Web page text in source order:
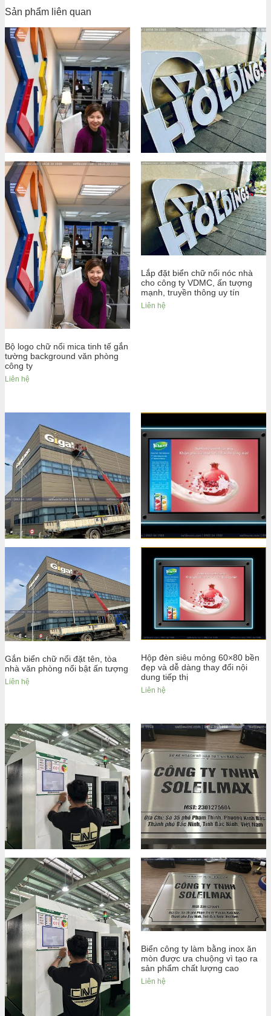
Sản phẩm liên quan
Bộ logo chữ nổi mica tinh tế gắn
tường background văn phòng
công ty
Liên hệ
Lắp đặt biển chữ nổi nóc nhà
cho công ty VDMC, ấn tượng
mạnh, truyền thông uy tín
Liên hệ
Gắn biển chữ nổi đặt tên, tòa
nhà văn phòng nổi bật ấn tượng
Liên hệ
Hộp đèn siêu mỏng 60×80 bền
đẹp và dễ dàng thay đổi nội
dung tiếp thị
Liên hệ
Biển công ty làm bằng inox ăn
mòn được ưa chuộng vì tạo ra
sản phẩm chất lượng cao
Liên hệ